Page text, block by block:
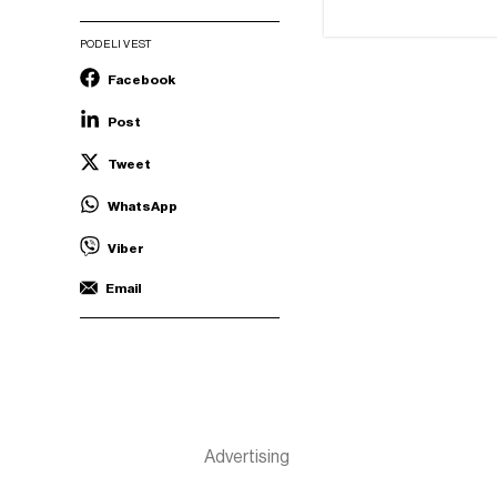
PODELI VEST
Facebook
Post
Tweet
WhatsApp
Viber
Email